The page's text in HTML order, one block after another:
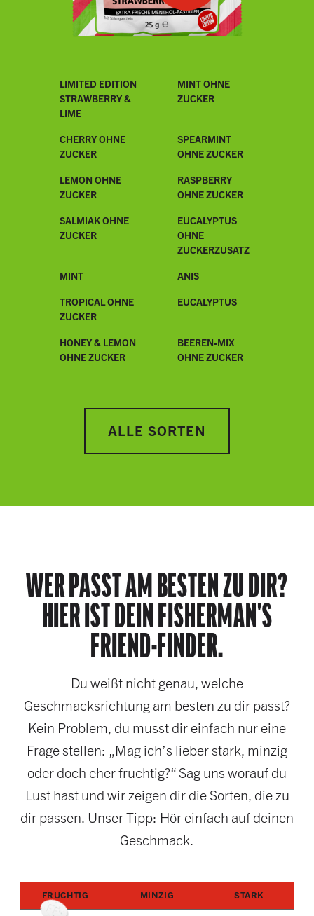
LIMITED EDITION
STRAWBERRY &
LIME
MINT OHNE
ZUCKER
CHERRY OHNE
ZUCKER
SPEARMINT
OHNE ZUCKER
LEMON OHNE
ZUCKER
RASPBERRY
OHNE ZUCKER
SALMIAK OHNE
ZUCKER
EUCALYPTUS
OHNE
ZUCKERZUSATZ
MINT ANIS
TROPICAL OHNE
ZUCKER
EUCALYPTUS
HONEY & LEMON
OHNE ZUCKER
BEEREN-MIX
OHNE ZUCKER
ALLE SORTEN
WER PASST AM BESTEN ZU DIR?
HIER IST DEIN FISHERMAN'S
FRIEND-FINDER.
Du weißt nicht genau, welche
Geschmacksrichtung am besten zu dir passt?
Kein Problem, du musst dir einfach nur eine
Frage stellen: „Mag ich’s lieber stark, minzig
oder doch eher fruchtig?“ Sag uns worauf du
Lust hast und wir zeigen dir die Sorten, die zu
dir passen. Unser Tipp: Hör einfach auf deinen
Geschmack.
FRUCHTIG MINZIG STARK